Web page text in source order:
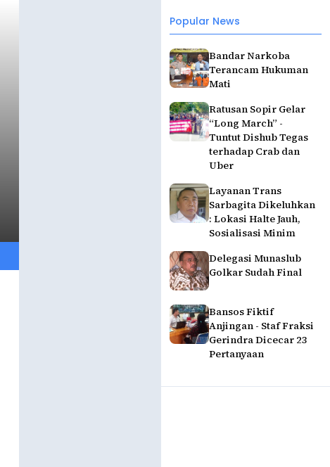
Popular News
Bandar Narkoba
Terancam Hukuman
Mati
Ratusan Sopir Gelar
“Long March” -
Tuntut Dishub Tegas
terhadap Crab dan
Uber
Layanan Trans
Sarbagita Dikeluhkan
: Lokasi Halte Jauh,
Sosialisasi Minim
Delegasi Munaslub
Golkar Sudah Final
Bansos Fiktif
Anjingan - Staf Fraksi
Gerindra Dicecar 23
Pertanyaan